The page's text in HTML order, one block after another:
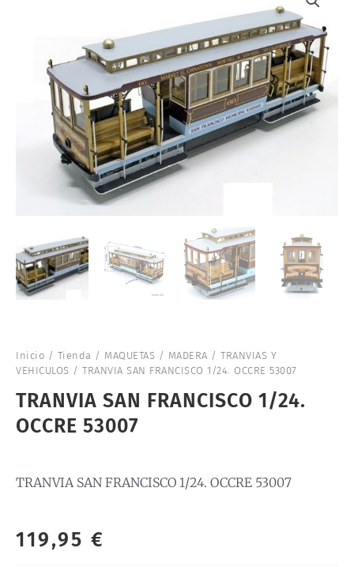
Inicio / Tienda / MAQUETAS / MADERA / TRANVIAS Y
VEHICULOS / TRANVIA SAN FRANCISCO 1/24. OCCRE 53007
TRANVIA SAN FRANCISCO 1/24.
OCCRE 53007
TRANVIA SAN FRANCISCO 1/24. OCCRE 53007
119,95 €